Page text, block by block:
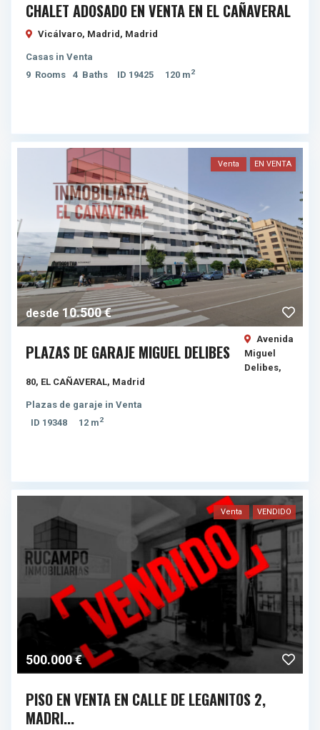
CHALET ADOSADO EN VENTA EN EL CAÑAVERAL
Vicálvaro, Madrid, Madrid
Casas inVenta
9 Rooms 4 Baths ID 19425 120 m2
desde 10.500 €
Venta EN VENTA
PLAZAS DE GARAJE MIGUEL DELIBES
Avenida
Miguel
Delibes,
80, EL CAÑAVERAL, Madrid
Plazas de garaje inVenta
ID 19348 12 m2
500.000 €
Venta VENDIDO
PISO EN VENTA EN CALLE DE LEGANITOS 2,
MADRI...